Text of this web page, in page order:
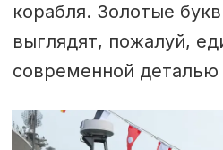
корабля. Золотые
выглядят, пожалуй,
современной деталью